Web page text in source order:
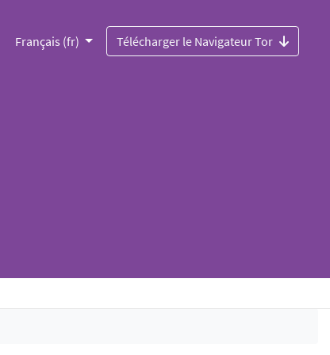
Français (fr) Télécharger le Navigateur Tor